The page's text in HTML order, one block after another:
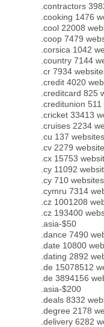
.contractors
.cooking 1476
.cool 22008
.coop 7479
.corsica 1042
.country 7144
.cr 7934
.credit 4020
.creditcard 825
.creditunion
.cricket 33413
.cruises 2234
.cu 137
.cv 2279
.cx 15753
.cy 11092
.cy 710
.cymru 7314
.cz 1001208
.cz 193400
.asia-$50
.dance 7490
.date 10800
.dating 2892
.de 15078512
.de 3894156
.asia-$200
.deals 8332
.degree 2178
.delivery 6282